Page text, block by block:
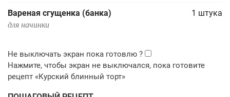
Вареная сгущенка (банка) 1 штука
для начинки